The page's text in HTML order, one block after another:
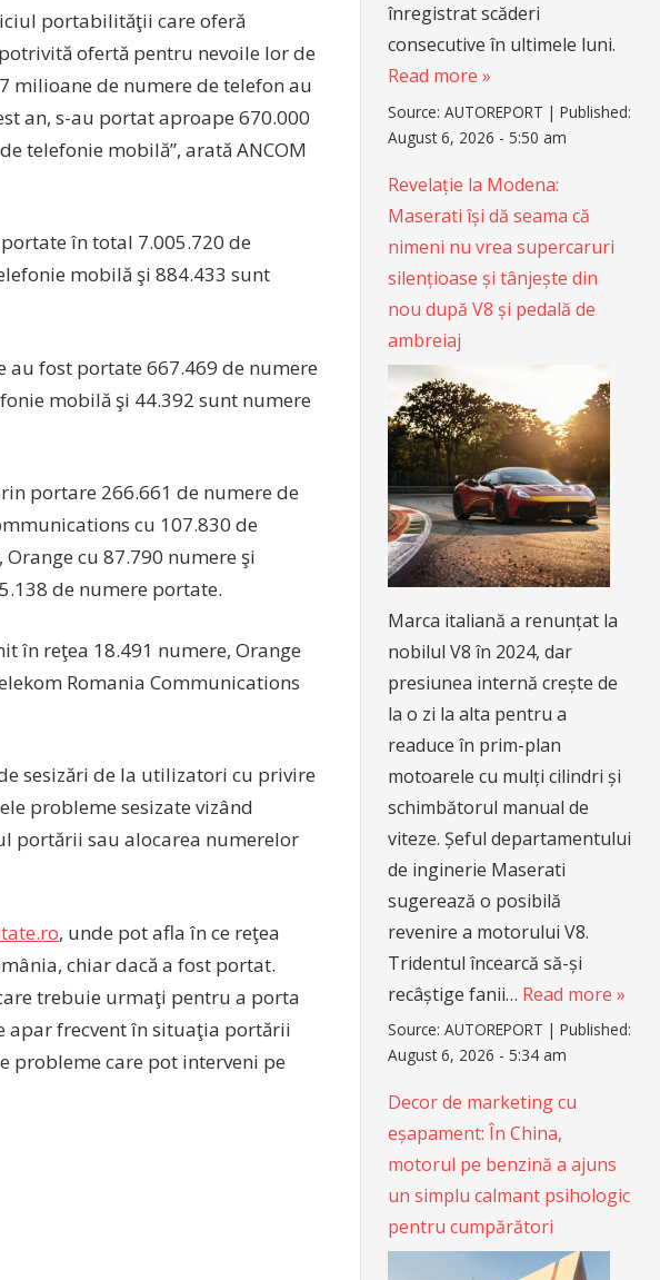
portabilităţii care oferă
ofertă pentru nevoile lor de
milioane de numere de telefon au
an, s-au portat aproape 670.000
telefonie mobilă”, arată ANCOM
în total 7.005.720 de
mobilă şi 884.433 sunt
au fost portate 667.469 de numere
mobilă şi 44.392 sunt numere
portare 266.661 de numere de
cu 107.830 de
cu 87.790 numere şi
de numere portate.
în reţea 18.491 numere, Orange
Romania Communications
sesizări de la utilizatori cu privire
probleme sesizate vizând
portării sau alocarea numerelor
, unde pot afla în ce reţea
chiar dacă a fost portat.
trebuie urmaţi pentru a porta
apar frecvent în situaţia portării
probleme care pot interveni pe
înregistrat scăderi
consecutive în ultimele luni.
Read more »
Source:AUTOREPORT |Published:
August 6, 2026 - 5:50 am
Revelație la Modena:
Maserati își dă seama că
nimeni nu vrea supercaruri
silențioase și tânjește din
nou după V8 și pedală de
ambreiaj
Marca italiană a renunțat la
nobilul V8 în 2024, dar
presiunea internă crește de
la o zi la alta pentru a
readuce în prim-plan
motoarele cu mulți cilindri și
schimbătorul manual de
viteze. Șeful departamentului
de inginerie Maserati
sugerează o posibilă
revenire a motorului V8.
Tridentul încearcă să-și
recâștige fanii… Read more »
Source:AUTOREPORT |Published:
August 6, 2026 - 5:34 am
Decor de marketing cu
eșapament: În China,
motorul pe benzină a ajuns
un simplu calmant psihologic
pentru cumpărători